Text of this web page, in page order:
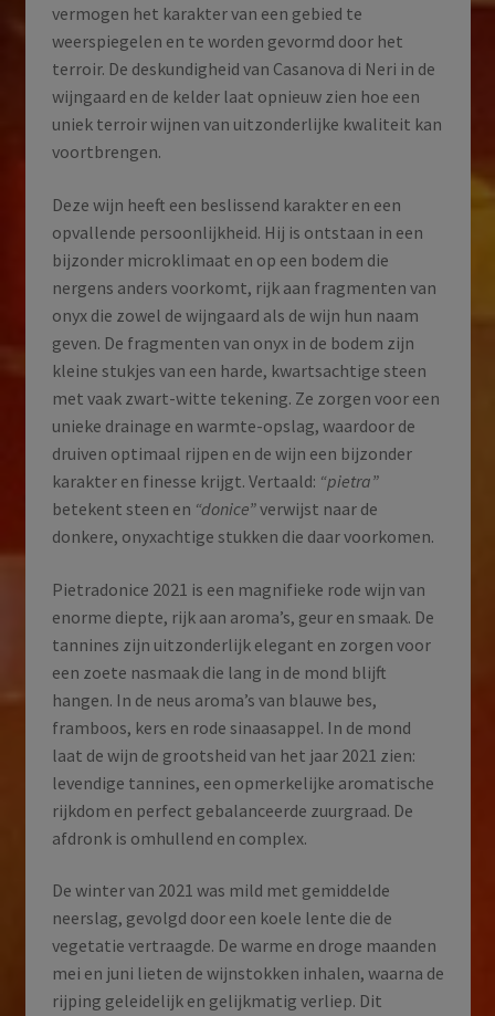
vermogen het karakter van een gebied te
weerspiegelen en te worden gevormd door het
terroir. De deskundigheid van Casanova di Neri in de
wijngaard en de kelder laat opnieuw zien hoe een
uniek terroir wijnen van uitzonderlijke kwaliteit kan
voortbrengen.
Deze wijn heeft een beslissend karakter en een
opvallende persoonlijkheid. Hij is ontstaan in een
bijzonder microklimaat en op een bodem die
nergens anders voorkomt, rijk aan fragmenten van
onyx die zowel de wijngaard als de wijn hun naam
geven. De fragmenten van onyx in de bodem zijn
kleine stukjes van een harde, kwartsachtige steen
met vaak zwart-witte tekening. Ze zorgen voor een
unieke drainage en warmte-opslag, waardoor de
druiven optimaal rijpen en de wijn een bijzonder
karakter en finesse krijgt. Vertaald: “pietra”
betekent steen en “donice”verwijst naar de
donkere, onyxachtige stukken die daar voorkomen.
Pietradonice 2021 is een magnifieke rode wijn van
enorme diepte, rijk aan aroma’s, geur en smaak. De
tannines zijn uitzonderlijk elegant en zorgen voor
een zoete nasmaak die lang in de mond blijft
hangen. In de neus aroma’s van blauwe bes,
framboos, kers en rode sinaasappel. In de mond
laat de wijn de grootsheid van het jaar 2021 zien:
levendige tannines, een opmerkelijke aromatische
rijkdom en perfect gebalanceerde zuurgraad. De
afdronk is omhullend en complex.
De winter van 2021 was mild met gemiddelde
neerslag, gevolgd door een koele lente die de
vegetatie vertraagde. De warme en droge maanden
mei en juni lieten de wijnstokken inhalen, waarna de
rijping geleidelijk en gelijkmatig verliep. Dit